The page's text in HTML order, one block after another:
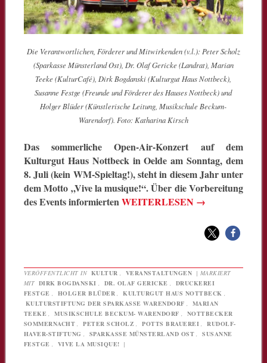
Die Verantwortlichen, Förderer und Mitwirkenden (v.l.): Peter Scholz
(Sparkasse Münsterland Ost), Dr. Olaf Gericke (Landrat), Marian
Teeke (KulturCafé), Dirk Bogdanski (Kulturgut Haus Nottbeck),
Susanne Festge (Freunde und Förderer des Hauses Nottbeck) und
Holger Blüder (Künstlerische Leitung, Musikschule Beckum-
Warendorf). Foto: Katharina Kirsch
Das sommerliche Open-Air-Konzert auf dem
Kulturgut Haus Nottbeck in Oelde am Sonntag, dem
8. Juli (kein WM-Spieltag!), steht in diesem Jahr unter
dem Motto „Vive la musique!“. Über die Vorbereitung
des Events informiertenWEITERLESEN →
VERÖFFENTLICHT IN KULTUR , VERANSTALTUNGEN | MARKIERT
MIT DIRK BOGDANSKI , DR. OLAF GERICKE ,
DRUCKEREI
FESTGE , HOLGER BLÜDER , KULTURGUT HAUS NOTTBECK ,
KULTURSTIFTUNG DER SPARKASSE WARENDORF ,
MARIAN
TEEKE , MUSIKSCHULE BECKUM- WARENDORF ,
NOTTBECKER
SOMMERNACHT , PETER SCHOLZ , POTTS BRAUEREI ,
RUDOLF-
HAVER-STIFTUNG , SPARKASSE MÜNSTERLAND OST ,
SUSANNE
FESTGE , VIVE LA MUSIQUE! |